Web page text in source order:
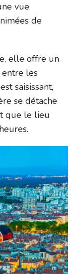
vue
de
elle offre un
entre les
saisissant,
se détache
que le lieu